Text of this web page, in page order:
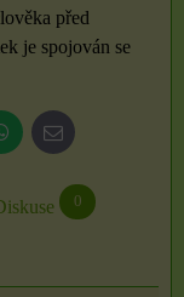
před
je spojován se
WhatsApp
E-
mail
0